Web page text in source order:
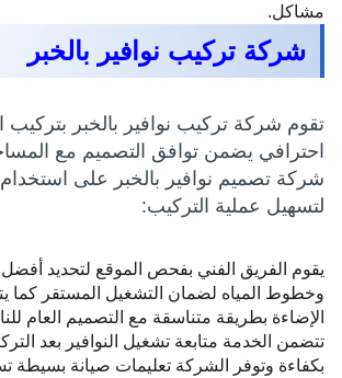
مشاكل.
شركة تركيب نوافير بالخبر
تقوم شركة تركيب نوافير بالخبر بتركيب
احترافي يضمن توافق التصميم مع
شركة تصميم نوافير بالخبر على
لتسهيل عملية التركيب:
يقوم الفريق الفني بفحص الموقع لتحديد
وخطوط المياه لضمان التشغيل المستقر كما
الإضاءة بطريقة متناسقة مع التصميم العام
تتضمن الخدمة متابعة تشغيل النوافير بعد
بكفاءة وتوفر الشركة تعليمات صيانة بسيطة